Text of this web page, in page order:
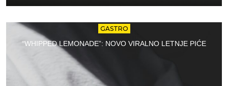
GASTRO
“WHIPPED LEMONADE”: NOVO VIRALNO LETNJE PIĆE